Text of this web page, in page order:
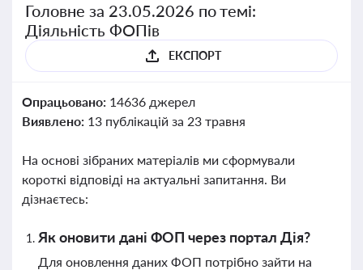
Головне за 23.05.2026 по темі:
Діяльність ФОПів
ЕКСПОРТ
Опрацьовано: 14636 джерел
Виявлено: 13 публікацій за 23 травня
На основі зібраних матеріалів ми сформували
короткі відповіді на актуальні запитання. Ви
дізнаєтесь:
Як оновити дані ФОП через портал Дія?
Для оновлення даних ФОП потрібно зайти на